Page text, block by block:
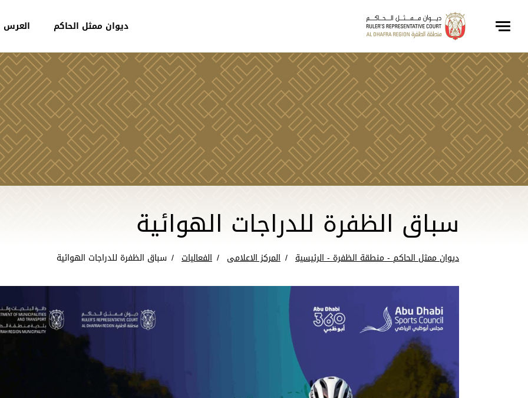
ديوان ممثل الحاكم العرس
سباق الظفرة للدراجات الهوائية
ديوان ممثل الحاكم - منطقة الظفرة - الرئيسية المركز الاعلامى الفعاليات سباق الظفرة للدراجات الهوائية